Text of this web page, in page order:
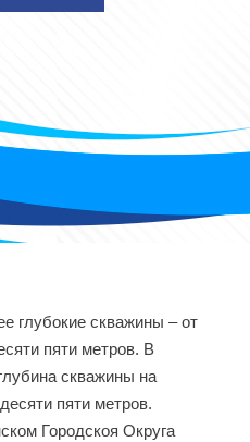
глубокие скважины – от
пяти метров. В
скважины на
пяти метров.
Городскоя Округа